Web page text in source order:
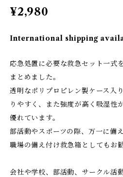
¥2,980
International shipping
応急処置に必要な救急セット一式
まとめました。
透明なポリプロピレン製ケース入
りやすく、また強度が高く吸湿性
優れています。
部活動やスポーツの際、万一に備
職場の備え付け救急箱としてもお勧
会社や学校、部活動、サークル活